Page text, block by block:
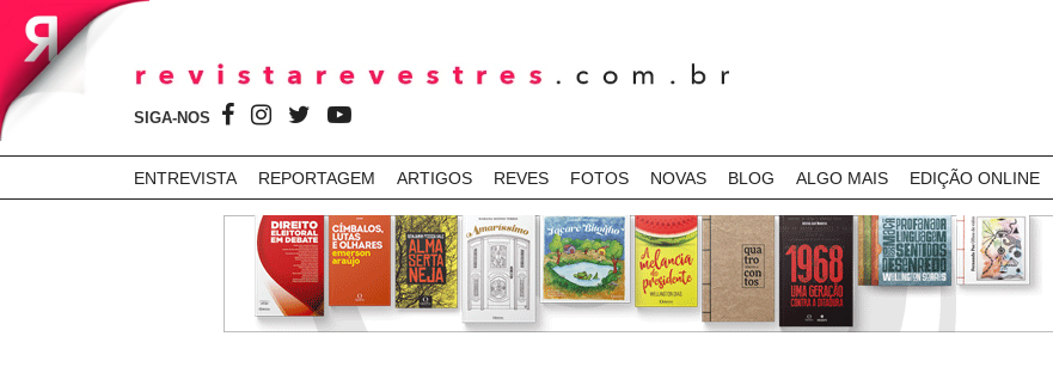
SIGA-NOS
ENTREVISTA REPORTAGEM ARTIGOS REVES FOTOS NOVAS BLOG ALGO MAIS EDIÇÃO ONLINE